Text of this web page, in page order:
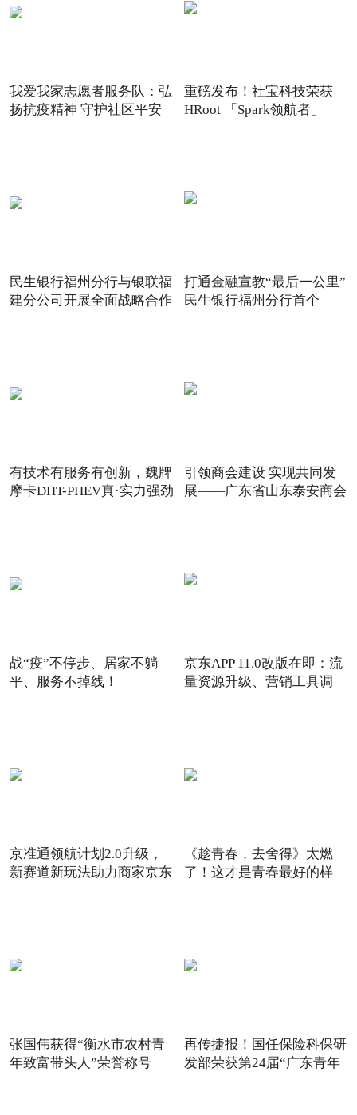
我爱我家志愿者服务队：弘
扬抗疫精神 守护社区平安
重磅发布！社宝科技荣获
HRoot 「Spark领航者」
民生银行福州分行与银联福
建分公司开展全面战略合作
打通金融宣教“最后一公里”
民生银行福州分行首个
有技术有服务有创新，魏牌
摩卡DHT-PHEV真·实力强劲
引领商会建设 实现共同发
展——广东省山东泰安商会
战“疫”不停步、居家不躺
平、服务不掉线！
京东APP 11.0改版在即：流
量资源升级、营销工具调
京准通领航计划2.0升级，
新赛道新玩法助力商家京东
《趁青春，去舍得》太燃
了！这才是青春最好的样
张国伟获得“衡水市农村青
年致富带头人”荣誉称号
再传捷报！国任保险科保研
发部荣获第24届“广东青年